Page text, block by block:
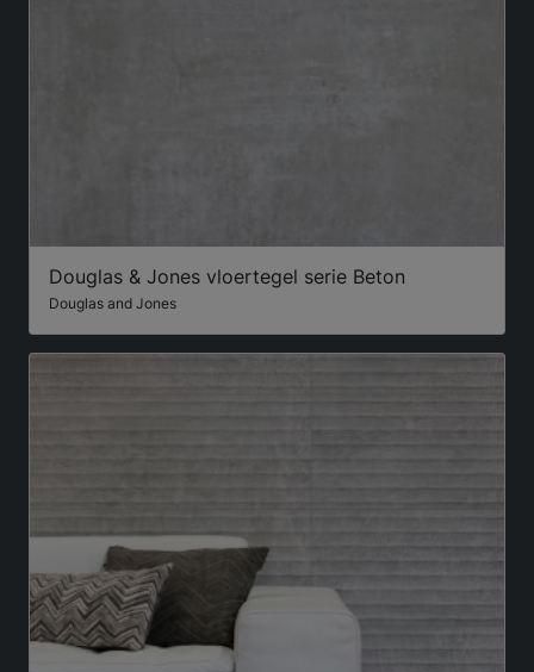
Douglas & Jones vloertegel serie Beton
Douglas and Jones